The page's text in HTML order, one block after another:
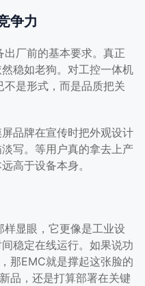
争力
厂前的基本要求。真正
稳如老狗。对工控一体机
是形式，而是品质把关
品牌在宣传时把外观设计
写。等用户真的拿去上产
高于设备本身。
显眼，它更像是工业设
稳定在线运行。如果说功
那EMC就是撑起这张脸的
品，还是打算部署在关键